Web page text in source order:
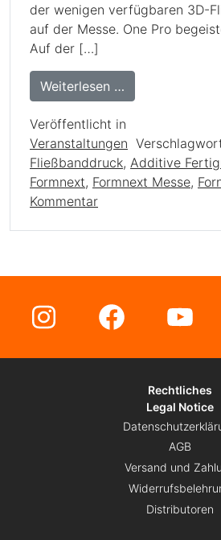
der wenigen verfügbaren 3D-
auf der Messe. One Pro
Auf der […]
Weiterlesen …
Veröffentlicht in
Veranstaltungen
Fließbanddruck, Additive
Formnext, Formnext Messe,
Kommentarzu Formnext 2022:
Instagram
Rechtliches
Legal Notice
AGB
Versand und
Distributoren